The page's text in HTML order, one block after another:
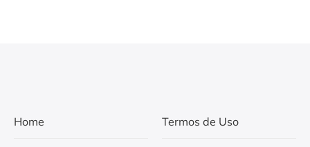
Home Termos de Uso